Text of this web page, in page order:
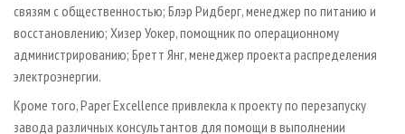
связям с общественностью; Блэр Ридберг, менеджер по питанию и
восстановлению; Хизер Уокер, помощник по операционному
администрированию; Бретт Янг, менеджер проекта распределения
электроэнергии.
Кроме того, Paper Excellence привлекла к проекту по перезапуску
завода различных консультантов для помощи в выполнении